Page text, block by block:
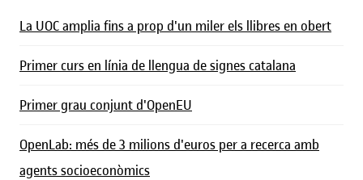
La UOC amplia fins a prop d'un miler els llibres en obert
Primer curs en línia de llengua de signes catalana
Primer grau conjunt d'OpenEU
OpenLab: més de 3 milions d'euros per a recerca amb
agents socioeconòmics